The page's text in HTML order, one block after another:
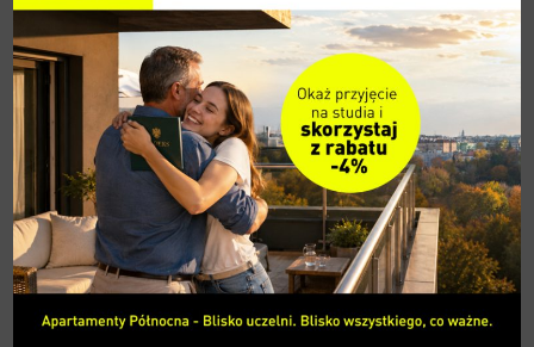
LOKALIZACJA
AKTUALNOŚCI
GALERIA
WIDOK 360
KONTAKT
MIESZKANIE 7
BUDYNEK A